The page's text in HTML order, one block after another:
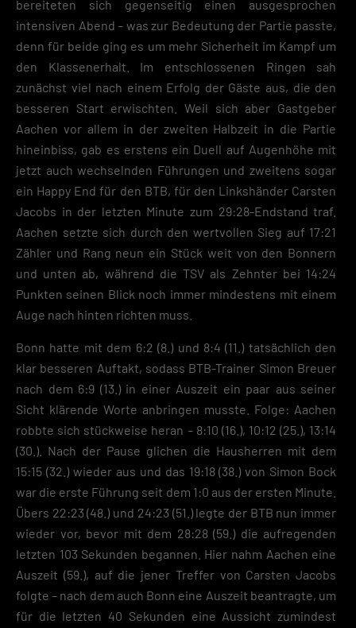
bereiteten sich gegenseitig einen ausgesprochen
intensiven Abend – was zur Bedeutung der Partie passte,
denn für beide ging es um mehr Sicherheit im Kampf um
den Klassenerhalt. Im entschlossenen Ringen sah
zunächst viel nach einem Erfolg der Gäste aus, die den
besseren Start erwischten. Weil sich aber Gastgeber
Aachen vor allem in der zweiten Halbzeit in die Partie
hineinbiss, gab es erstens ein Duell auf Augenhöhe mit
jetzt auch wechselnden Führungen und zweitens sogar
ein Happy End für den BTB, für den Linkshänder Carsten
Jacobs in der letzten Minute zum 29:28-Endstand traf.
Aachen setzte sich durch den wertvollen Sieg auf 17:21
Zähler und Rang neun ein Stück weit von den Bonnern
und unten ab, während die TSV als Zehnter bei 14:24
Punkten seinen Blick noch immer mindestens mit einem
Auge nach hinten richten muss.
Bonn hatte mit dem 6:2 (8.) und 8:4 (11.) tatsächlich den
klar besseren Auftakt, sodass BTB-Trainer Simon Breuer
nach dem 6:9 (13.) in einer Auszeit ein paar aus seiner
Sicht klärende Worte anbringen musste. Folge: Aachen
robbte sich stückweise heran – 8:10 (16.), 10:12 (25.), 13:14
(30.). Nach der Pause glichen die Hausherren mit dem
15:15 (32.) wieder aus und das 19:18 (38.) von Simon Bock
war die erste Führung seit dem 1:0 aus der ersten Minute.
Übers 22:23 (48.) und 24:23 (51.) legte der BTB nun immer
wieder vor, bevor mit dem 28:28 (59.) die aufregenden
letzten 103 Sekunden begannen. Hier nahm Aachen eine
Auszeit (59.), auf die jener Treffer von Carsten Jacobs
folgte – nach dem auch Bonn eine Auszeit beantragte, um
für die letzten 40 Sekunden eine Aussicht zumindest
Datenschutzeinstellungen
Essenziell (2)
Essenzielle Cookies ermöglichen grundlegende Funktionen und sind für die
einwandfreie Funktion der Website erforderlich.
Cookie-Informationen anzeigen